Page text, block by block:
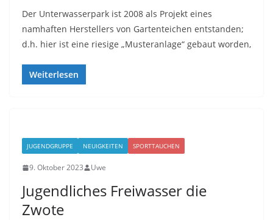
Der Unterwasserpark ist 2008 als Projekt eines
namhaften Herstellers von Gartenteichen entstanden;
d.h. hier ist eine riesige „Musteranlage“ gebaut worden,
Weiterlesen
JUGENDGRUPPE NEUIGKEITEN SPORTTAUCHEN
9. Oktober 2023 Uwe
Jugendliches Freiwasser die
Zwote